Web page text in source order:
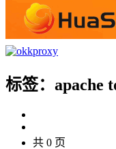
标签：apache
共 0 页